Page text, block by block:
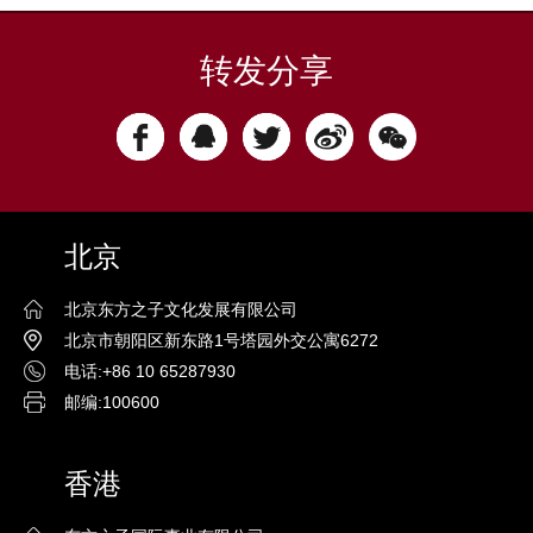
转发分享
北京
北京东方之子文化发展有限公司
北京市朝阳区新东路1号塔园外交公寓6272
电话:+86 10 65287930
邮编:100600
香港